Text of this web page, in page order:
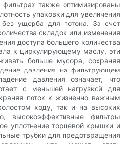
также оптимизированы
упаковки для увеличения
без ущерба для потока. За счет
складок или изменения
доступа большего количества
к циркулирующему маслу, эти
больше мусора, сохраняя
давления на фильтрующем
давления означает, что
с меньшей нагрузкой для
поток к жизненно важным
ходу, так и на высоких
высокоэффективные фильтры
уплотнение торцевой крышки и
трубки для предотвращения